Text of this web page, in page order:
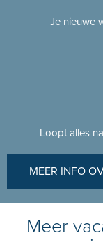
Je nieuwe
Loopt alles
MEER INFO
Meer